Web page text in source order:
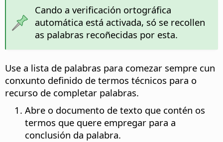
Cando a verificación ortográfica
automática está activada, só se recollen
as palabras recoñecidas por esta.
Use a lista de palabras para comezar sempre cun
conxunto definido de termos técnicos para o
recurso de completar palabras.
Abre o documento de texto que contén os
termos que quere empregar para a
conclusión da palabra.